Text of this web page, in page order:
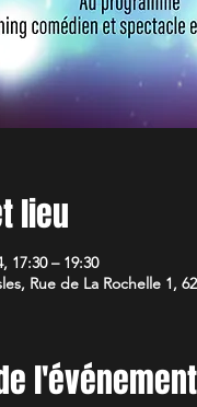
lieu
17:30 – 19:30
Rue de La Rochelle 1,
l'événement